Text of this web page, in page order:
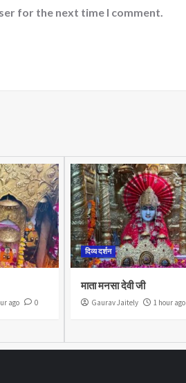
for the next time I comment.
ago 0
दिव्य दर्शन
माता मनसा देवी जी
Gaurav Jaitely 1 hour ago